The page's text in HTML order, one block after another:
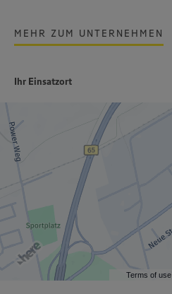
MEHR ZUM UNTERNEHMEN
Ihr Einsatzort
Terms of use